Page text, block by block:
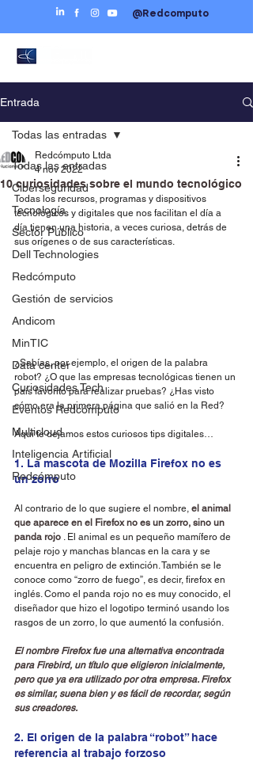
@Redcomputo
Entrada
Todas las entradas
Ciberseguridad
Tecnología
Sector Público
Dell Technologies
Redcómputo
Gestión de servicios
Andicom
MinTIC
Data center
Curiosidades Tech
Eventos Redcómputo
Multicloud
Inteligencia Artificial
Redcómputo
Todas las entradas
10 curiosidades sobre el mundo tecnológico
Redcómputo Ltda
4 nov 2022
Todas los recursos, programas y dispositivos
tecnológicos y digitales que nos facilitan el día a
día tienen una historia, a veces curiosa, detrás de
sus orígenes o de sus características.
¿Sabías, por ejemplo, el origen de la palabra
robot? ¿O que las empresas tecnológicas tienen un
país favorito para realizar pruebas? ¿Has visto
cómo era la primera página que salió en la Red?
Aquí te dejamos estos curiosos tips digitales…
1. La mascota de Mozilla Firefox no es
un zorro
Al contrario de lo que sugiere el nombre, el animal
que aparece en el Firefox no es un zorro, sino un
panda rojo . El animal es un pequeño mamífero de
pelaje rojo y manchas blancas en la cara y se
encuentra en peligro de extinción. También se le
conoce como “zorro de fuego”, es decir, firefox en
inglés. Como el panda rojo no es muy conocido, el
diseñador que hizo el logotipo terminó usando los
rasgos de un zorro, lo que aumentó la confusión.
El nombre Firefox fue una alternativa encontrada
para Firebird, un título que eligieron inicialmente,
pero que ya era utilizado por otra empresa. Firefox
es similar, suena bien y es fácil de recordar, según
sus creadores.
2. El origen de la palabra “robot” hace
referencia al trabajo forzoso